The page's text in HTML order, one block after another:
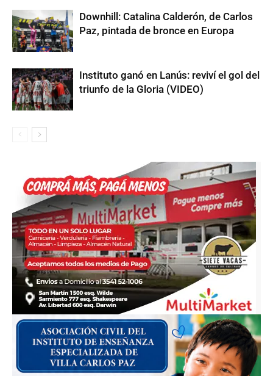
Downhill: Catalina Calderón, de Carlos
Paz, pintada de bronce en Europa
Instituto ganó en Lanús: reviví el gol del
triunfo de la Gloria (VIDEO)